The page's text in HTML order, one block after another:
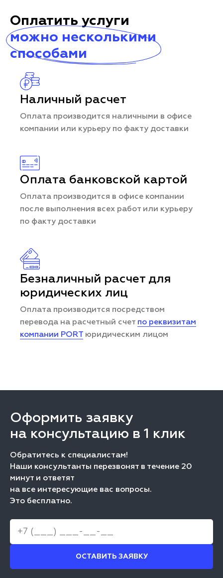
Оплатить услуги
можно несколькими
способами
Наличный расчет
Оплата производится наличными в офисе
компании или курьеру по факту доставки
Оплата банковской картой
Оплата производится в офисе компании
после выполнения всех работ или курьеру
по факту доставки
Безналичный расчет для
юридических лиц
Оплата производится посредством
перевода на расчетный счет по реквизитам
компании PORT юридическим лицом
Оформить заявку
на консультацию в 1 клик
Обратитесь к специалистам!
Наши консультанты перезвонят в течение 20
минут и ответят
на все интересующие вас вопросы.
Это бесплатно.
ОСТАВИТЬ ЗАЯВКУ